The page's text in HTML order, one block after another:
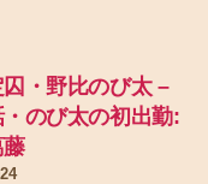
・野比のび太 –
のび太の初出勤: